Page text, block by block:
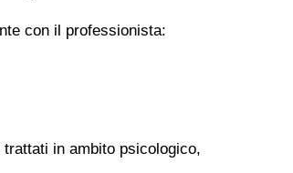
con il professionista:
in ambito psicologico,